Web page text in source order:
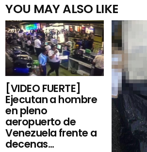
YOU MAY ALSO LIKE
[VIDEO FUERTE]
Ejecutan a hombre
en pleno
aeropuerto de
Venezuela frente a
decenas...